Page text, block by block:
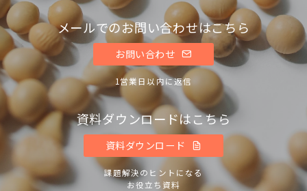
メールでのお問い合わせはこちら
お問い合わせ
1営業日以内に返信
資料ダウンロードはこちら
資料ダウンロード
課題解決のヒントになる
お役立ち資料